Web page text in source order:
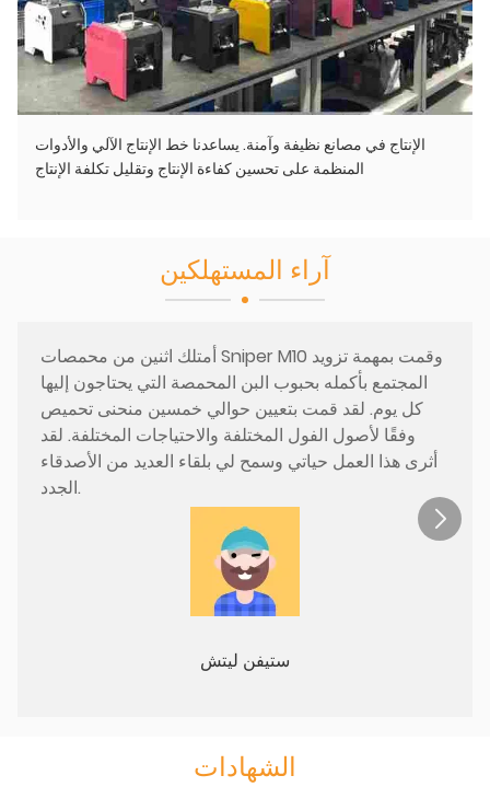
الإنتاج في مصانع نظيفة وآمنة. يساعدنا خط الإنتاج الآلي والأدوات
المنظمة على تحسين كفاءة الإنتاج وتقليل تكلفة الإنتاج
آراء المستهلكين
أمتلك اثنين من محمصات Sniper M10 وقمت بمهمة تزويد
المجتمع بأكمله بحبوب البن المحمصة التي يحتاجون إليها
كل يوم. لقد قمت بتعيين حوالي خمسين منحنى تحميص
وفقًا لأصول الفول المختلفة والاحتياجات المختلفة. لقد
أثرى هذا العمل حياتي وسمح لي بلقاء العديد من الأصدقاء
الجدد.
ستيفن ليتش
الشهادات